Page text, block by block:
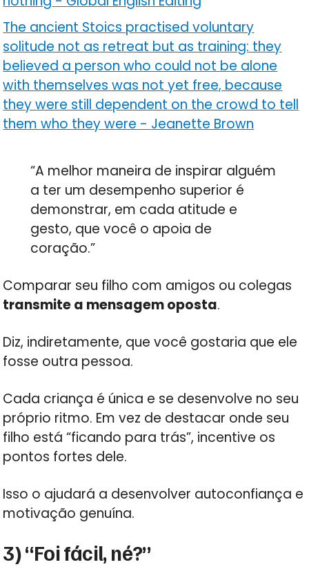
The ancient Stoics practised voluntary
solitude not as retreat but as training: they
believed a person who could not be alone
with themselves was not yet free, because
they were still dependent on the crowd to tell
them who they were - Jeanette Brown
“A melhor maneira de inspirar alguém
a ter um desempenho superior é
demonstrar, em cada atitude e
gesto, que você o apoia de
coração.”
Comparar seu filho com amigos ou colegas
transmite a mensagem oposta.
Diz, indiretamente, que você gostaria que ele
fosse outra pessoa.
Cada criança é única e se desenvolve no seu
próprio ritmo. Em vez de destacar onde seu
filho está “ficando para trás”, incentive os
pontos fortes dele.
Isso o ajudará a desenvolver autoconfiança e
motivação genuína.
3) “Foi fácil, né?”